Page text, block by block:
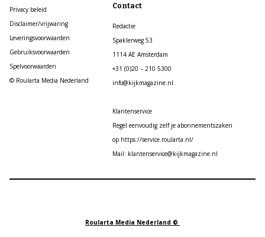
Privacy beleid
Disclaimer/vrijwaring
Leveringsvoorwaarden
Gebruiksvoorwaarden
Spelvoorwaarden
© Roularta Media Nederland
Contact
Redactie
Spaklerweg 53
1114 AE Amsterdam
+31 (0)20 – 210 5300
info@kijkmagazine.nl
Klantenservice
Regel eenvoudig zelf je abonnementszaken
op https://service.roularta.nl/
Mail: klantenservice@kijkmagazine.nl
Roularta Media Nederland ©